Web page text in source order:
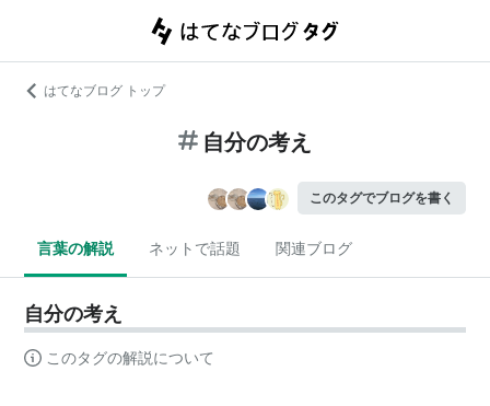
はてなブログ トップ
自分の考え
このタグでブログを書く
言葉の解説 ネットで話題 関連ブログ
自分の考え
このタグの解説について